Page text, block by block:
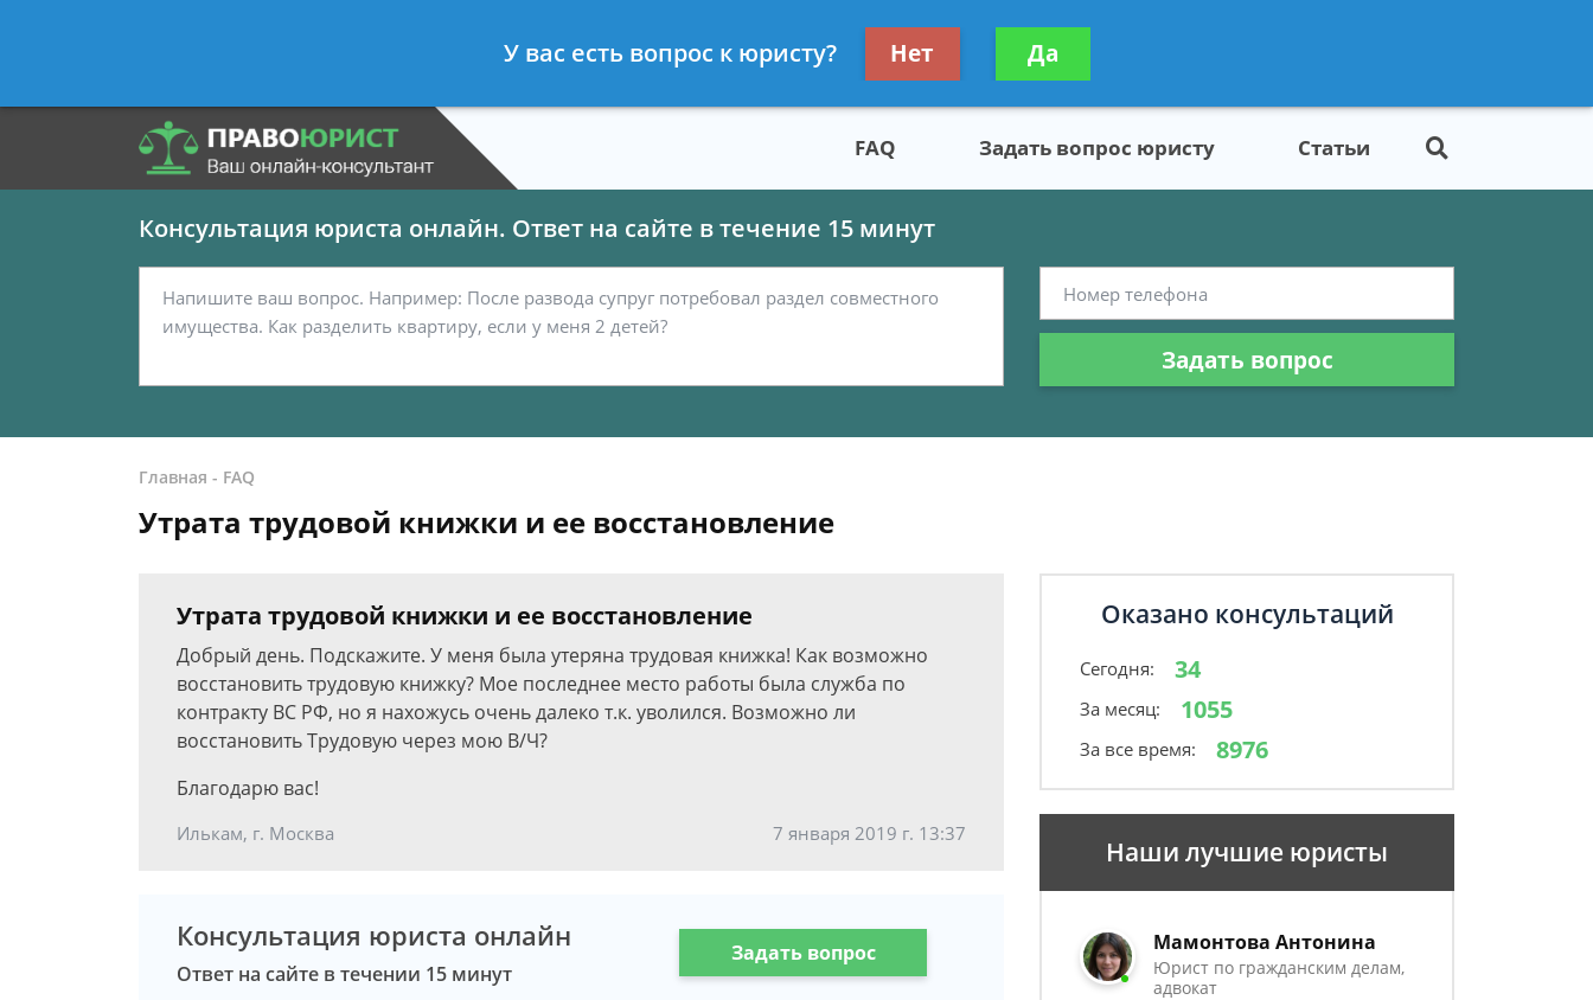
- Юрист по гражданскому праву
Получите консультацию
бесплатно
FAQ Задать вопрос юристу Статьи
Консультация юриста онлайн. Ответ на сайте в течение 15 минут
Задать вопрос
Главная - FAQ
Утрата трудовой книжки и ее восстановление
Утрата трудовой книжки и ее восстановление
Добрый день. Подскажите. У меня была утеряна трудовая книжка! Как возможно
восстановить трудовую книжку? Мое последнее место работы была служба по
контракту ВС РФ, но я нахожусь очень далеко т.к. уволился. Возможно ли
восстановить Трудовую через мою В/Ч?
Благодарю вас!
Илькам, г. Москва 7 января 2019 г. 13:37
Консультация юриста онлайн
Ответ на сайте в течении 15 минут
Задать вопрос
Оказано консультаций
Сегодня: 34
За месяц: 1055
За все время: 8976
Наши лучшие юристы
Мамонтова Антонина
Юрист по гражданским делам,
адвокат
У вас есть вопрос к юристу? Нет Да